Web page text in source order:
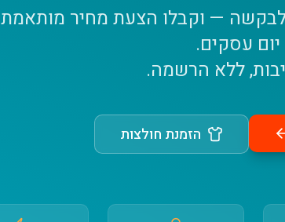
לבקשה — וקבלו הצעת מחיר מותאמת
יום עסקים.
ללא הרשמה.
הזמנת חולצות